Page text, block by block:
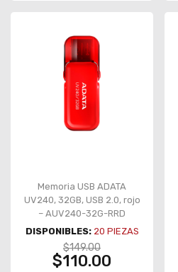
Memoria USB ADATA
UV240, 32GB, USB 2.0, rojo
– AUV240-32G-RRD
DISPONIBLES: 20 PIEZAS
$149.00
$110.00